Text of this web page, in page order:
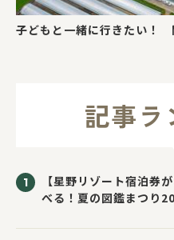
子どもと一緒に行きたい！
記事ラ
【星野リゾート宿泊券
べる！夏の図鑑まつり